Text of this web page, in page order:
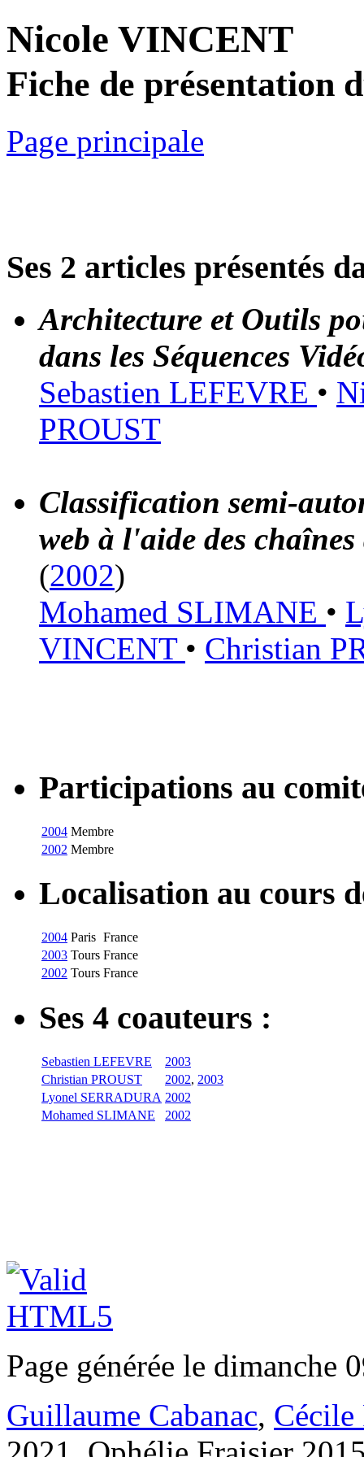
Nicole VINCENT
Fiche de présentation
Page principale
Ses 2 articles présentés
Architecture et Outils
dans les Séquences
Sebastien LEFEVRE •
PROUST
Classification semi-
web à l'aide des
(2002)
Mohamed SLIMANE •
VINCENT • Christian
Participations au
2004 Membre
2002 Membre
Localisation au cours
2004 Paris France
2003 Tours France
2002 Tours France
Ses 4 coauteurs :
Sebastien LEFEVRE
2003
Christian PROUST
2002, 2003
Lyonel SERRADURA 2002
Mohamed SLIMANE
2002
Page générée le dimanche
Guillaume Cabanac, Cécile